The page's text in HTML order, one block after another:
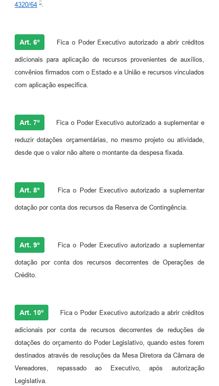
4320/64
.
Art. 6º Fica o Poder Executivo autorizado a abrir créditos
adicionais para aplicação de recursos provenientes de auxílios,
convênios firmados com o Estado e a União e recursos vinculados
com aplicação especifica.
Art. 7º Fica o Poder Executivo autorizado a suplementar e
reduzir dotações orçamentárias, no mesmo projeto ou atividade,
desde que o valor não altere o montante da despesa fixada.
Art. 8º Fica o Poder Executivo autorizado a suplementar
dotação por conta dos recursos da Reserva de Contingência.
Art. 9º Fica o Poder Executivo autorizado a suplementar
dotação por conta dos recursos decorrentes de Operações de
Crédito.
Art. 10º Fica o Poder Executivo autorizado a abrir créditos
adicionais por conta de recursos decorrentes de reduções de
dotações do orçamento do Poder Legislativo, quando estes forem
destinados através de resoluções da Mesa Diretora da Câmara de
Vereadores, repassado ao Executivo, após autorização
Legislativa.